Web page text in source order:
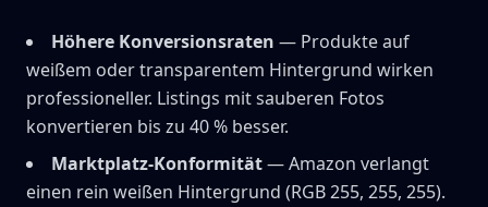
Höhere Konversionsraten — Produkte auf
weißem oder transparentem Hintergrund wirken
professioneller. Listings mit sauberen Fotos
konvertieren bis zu 40 % besser.
Marktplatz-Konformität— Amazon verlangt
einen rein weißen Hintergrund (RGB 255, 255, 255).